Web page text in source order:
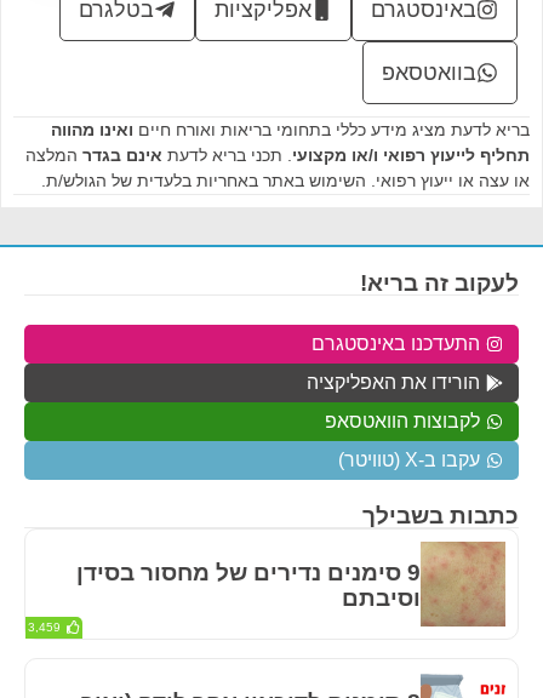
באינסטגרם אפליקציות בטלגרם
בוואטסאפ
בריא לדעת מציג מידע כללי בתחומי בריאות ואורח חיים ואינו מהווה
תחליף לייעוץ רפואי ו/או מקצועי . תכני בריא לדעת אינם בגדר המלצה
או עצה או ייעוץ רפואי. השימוש באתר באחריות בלעדית של הגולש/ת.
כתבות בשבילך
9 סימנים נדירים של מחסור בסידן
וסיבתם
3,459
לעקוב זה בריא!
התעדכנו באינסטגרם
הורידו את האפליקציה
לקבוצות הוואטסאפ
עקבו ב-X (טוויטר)